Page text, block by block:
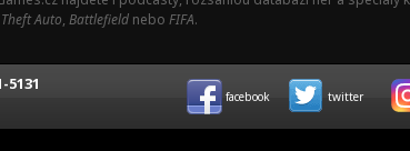
Auto, Battlefield nebo FIFA.
5131
facebook twitter